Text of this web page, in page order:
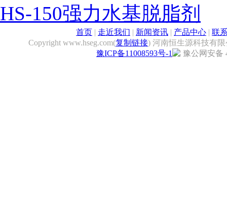
HS-150强力水基脱脂剂
首页 | 走近我们 | 新闻资讯 | 产品中心 | 联
Copyright www.hseg.com(复制链接) 河南恒生源科技有
豫ICP备11008593号-1
豫公网安备